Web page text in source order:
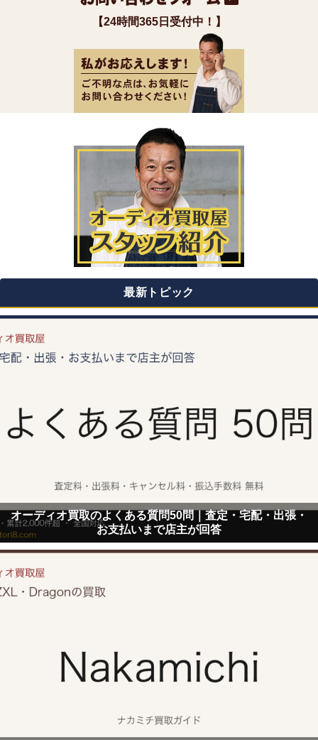
【24時間365日受付中！】
最新トピック
オーディオ買取のよくある質問50問｜査定・宅配・出張・
お支払いまで店主が回答